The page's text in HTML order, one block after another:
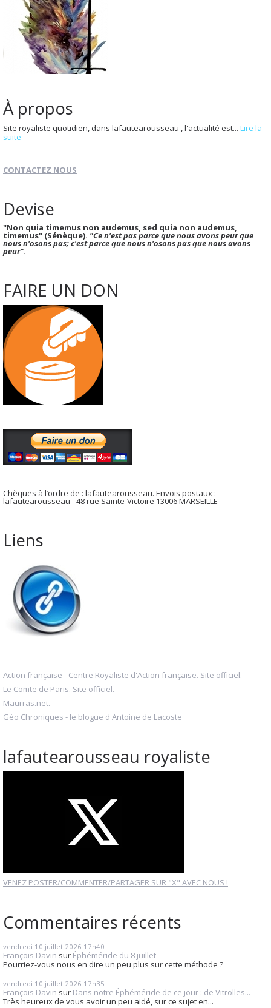
À propos
Site royaliste quotidien, dans lafautearousseau , l'actualité est... Lire la
suite
CONTACTEZ NOUS
Devise
"Non quia timemus non audemus, sed quia non audemus,
timemus" (Sénèque). "Ce n'est pas parce que nous avons peur que
nous n'osons pas; c'est parce que nous n'osons pas que nous avons
peur".
FAIRE UN DON
Chèques à l’ordre de : lafautearousseau. Envois postaux :
lafautearousseau - 48 rue Sainte-Victoire 13006 MARSEILLE
Liens
Action française - Centre Royaliste d'Action française. Site officiel.
Le Comte de Paris. Site officiel.
Maurras.net.
Géo Chroniques - le blogue d'Antoine de Lacoste
lafautearousseau royaliste
VENEZ POSTER/COMMENTER/PARTAGER SUR "X" AVEC NOUS !
Commentaires récents
vendredi 10 juillet 2026 17h40
François Davin sur Éphéméride du 8 juillet
Pourriez-vous nous en dire un peu plus sur cette méthode ?
vendredi 10 juillet 2026 17h35
François Davin sur Dans notre Éphéméride de ce jour : de Vitrolles...
Très heureux de vous avoir un peu aidé, sur ce sujet en...